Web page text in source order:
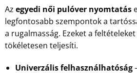
Az egyedi női pulóver nyomtatás
legfontosabb szempontok a
a rugalmasság. Ezeket a feltételeket
tökéletesen teljesíti.
Univerzális felhasználhatóság